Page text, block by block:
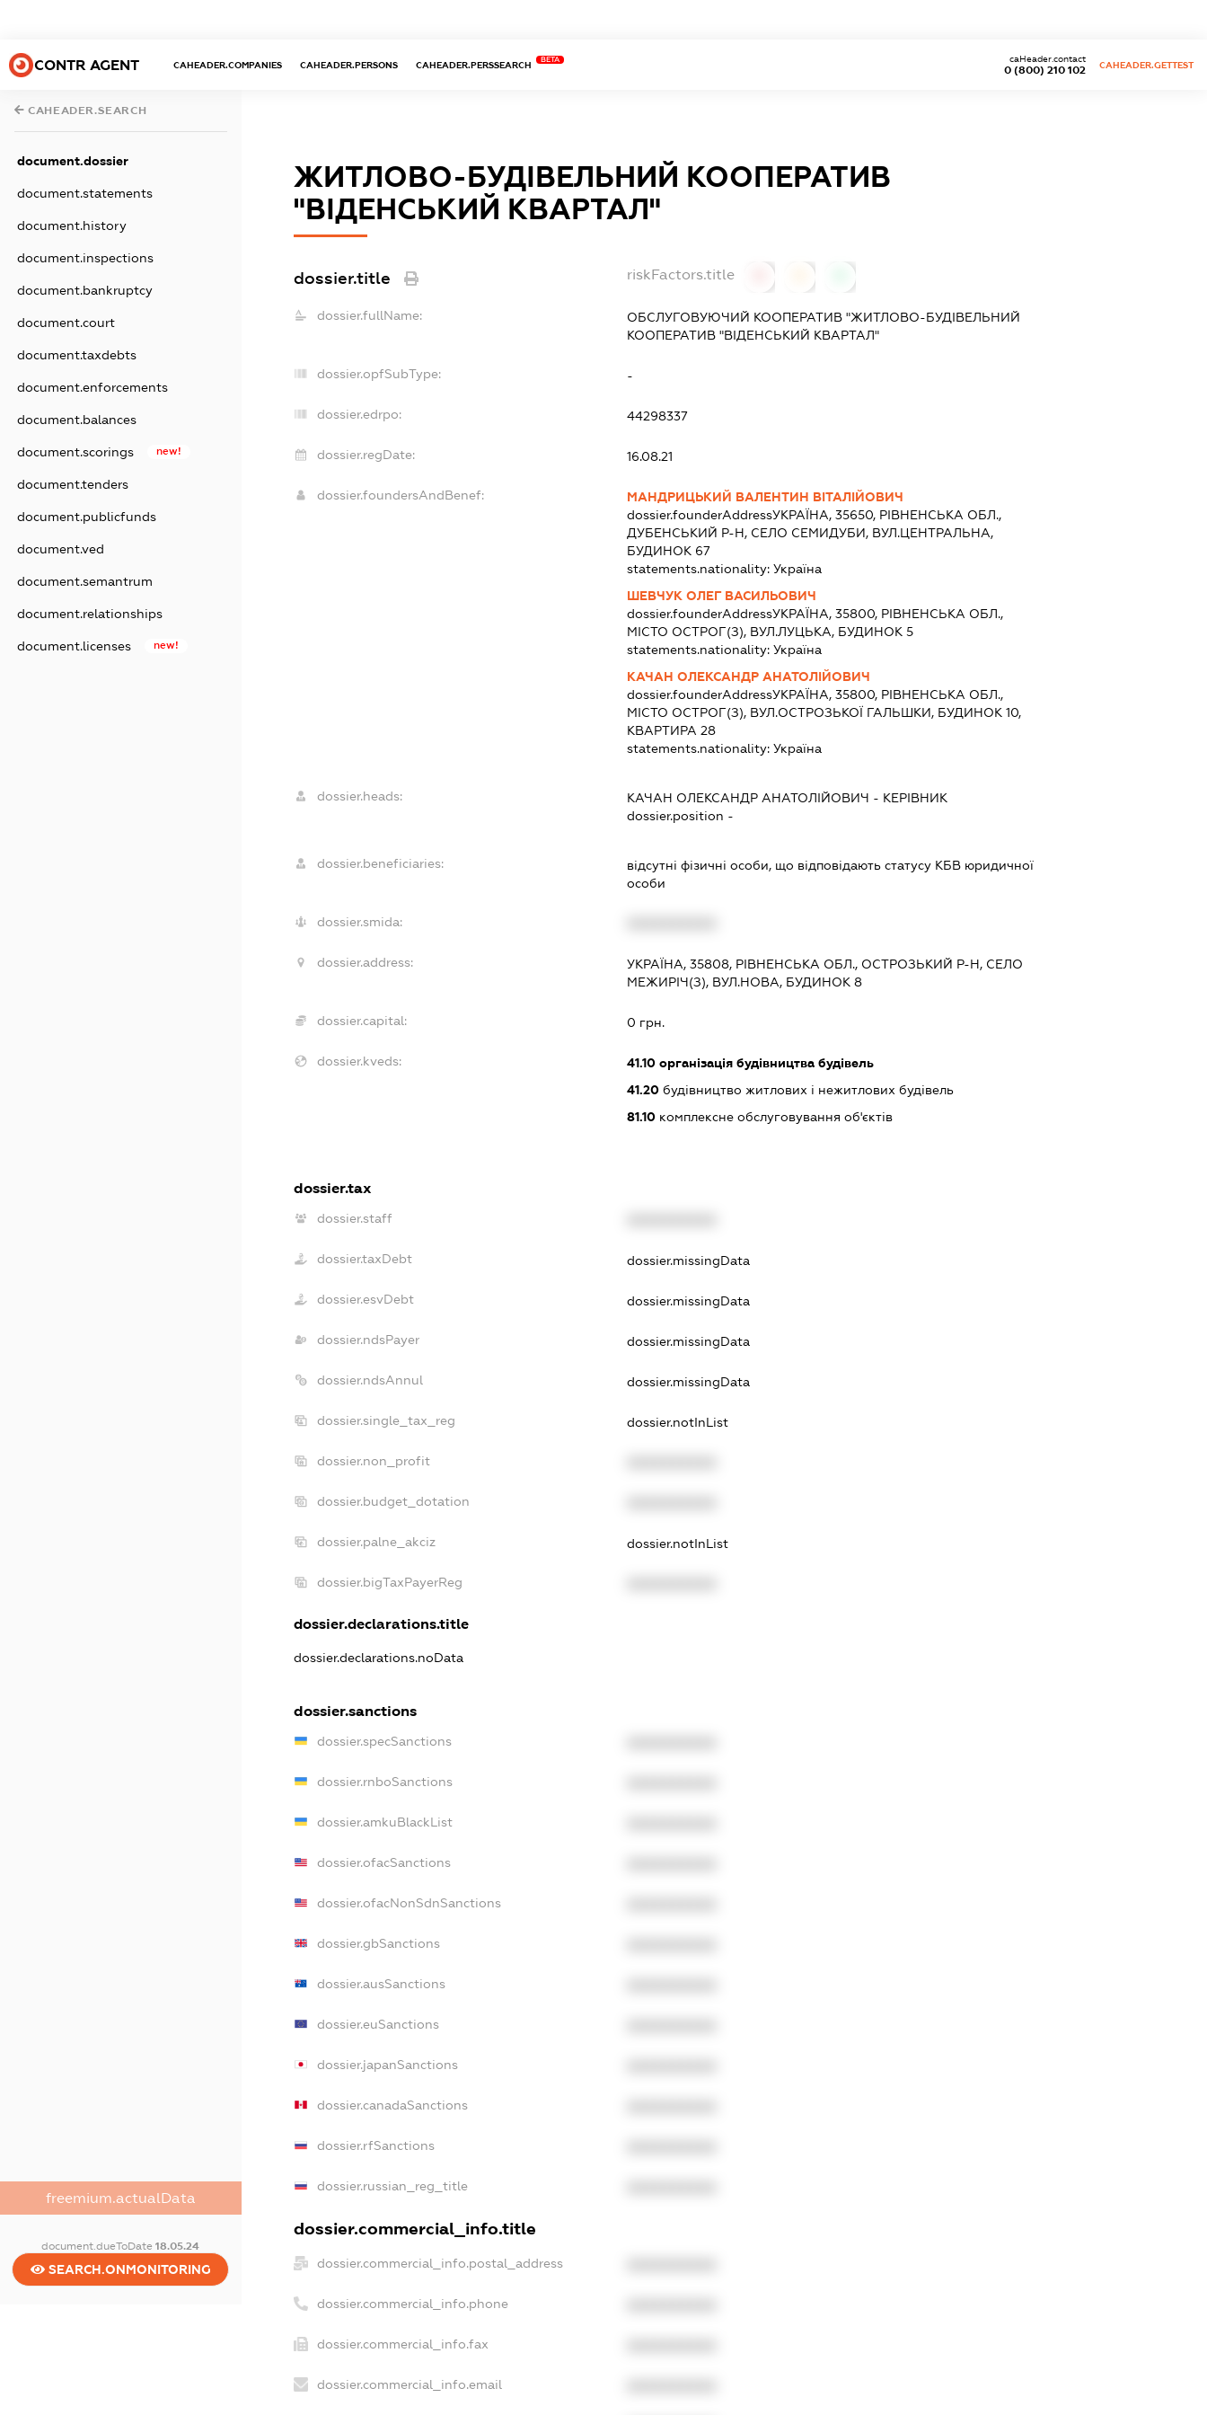
CONTR AGENT CAHEADER.COMPANIES CAHEADER.PERSONS CAHEADER.PERSSEARCH
BETA
0 (800) 210 102
caHeader.contact
CAHEADER.GETTEST
CAHEADER.SEARCH
document.dossier
document.statements
document.history
document.inspections
document.bankruptcy
document.court
document.taxdebts
document.enforcements
document.balances
document.scorings new!
document.tenders
document.publicfunds
document.ved
document.semantrum
document.relationships
document.licenses new!
freemium.actualData
document.dueToDate18.05.24
SEARCH.ONMONITORING
ЖИТЛОВО-БУДІВЕЛЬНИЙ КООПЕРАТИВ
"ВІДЕНСЬКИЙ КВАРТАЛ"
dossier.title riskFactors.title
dossier.fullName:
ОБСЛУГОВУЮЧИЙ КООПЕРАТИВ "ЖИТЛОВО-БУДІВЕЛЬНИЙ
КООПЕРАТИВ "ВІДЕНСЬКИЙ КВАРТАЛ"
dossier.opfSubType: -
dossier.edrpo: 44298337
dossier.regDate: 16.08.21
dossier.foundersAndBenef:
МАНДРИЦЬКИЙ ВАЛЕНТИН ВІТАЛІЙОВИЧ
dossier.founderAddressУКРАЇНА, 35650, РІВНЕНСЬКА ОБЛ.,
ДУБЕНСЬКИЙ Р-Н, СЕЛО СЕМИДУБИ, ВУЛ.ЦЕНТРАЛЬНА,
БУДИНОК 67
statements.nationality: Україна
ШЕВЧУК ОЛЕГ ВАСИЛЬОВИЧ
dossier.founderAddressУКРАЇНА, 35800, РІВНЕНСЬКА ОБЛ.,
МІСТО ОСТРОГ(З), ВУЛ.ЛУЦЬКА, БУДИНОК 5
statements.nationality: Україна
КАЧАН ОЛЕКСАНДР АНАТОЛІЙОВИЧ
dossier.founderAddressУКРАЇНА, 35800, РІВНЕНСЬКА ОБЛ.,
МІСТО ОСТРОГ(З), ВУЛ.ОСТРОЗЬКОЇ ГАЛЬШКИ, БУДИНОК 10,
КВАРТИРА 28
statements.nationality: Україна
dossier.heads: КАЧАН ОЛЕКСАНДР АНАТОЛІЙОВИЧ - КЕРІВНИК
dossier.position -
dossier.beneficiaries:
відсутні фізичні особи, що відповідають статусу КБВ юридичної
особи
dossier.smida:
dossier.address:
УКРАЇНА, 35808, РІВНЕНСЬКА ОБЛ., ОСТРОЗЬКИЙ Р-Н, СЕЛО
МЕЖИРІЧ(З), ВУЛ.НОВА, БУДИНОК 8
dossier.capital: 0 грн.
dossier.kveds: 41.10організація будівництва будівель
41.20будівництво житлових і нежитлових будівель
81.10комплексне обслуговування об'єктів
dossier.tax
dossier.staff
dossier.taxDebt dossier.missingData
dossier.esvDebt dossier.missingData
dossier.ndsPayer dossier.missingData
dossier.ndsAnnul dossier.missingData
dossier.single_tax_reg dossier.notInList
dossier.non_profit
dossier.budget_dotation
dossier.palne_akciz dossier.notInList
dossier.bigTaxPayerReg
dossier.declarations.title
dossier.declarations.noData
dossier.sanctions
dossier.specSanctions
dossier.rnboSanctions
dossier.amkuBlackList
dossier.ofacSanctions
dossier.ofacNonSdnSanctions
dossier.gbSanctions
dossier.ausSanctions
dossier.euSanctions
dossier.japanSanctions
dossier.canadaSanctions
dossier.rfSanctions
dossier.russian_reg_title
dossier.commercial_info.title
dossier.commercial_info.postal_address
dossier.commercial_info.phone
dossier.commercial_info.fax
dossier.commercial_info.email